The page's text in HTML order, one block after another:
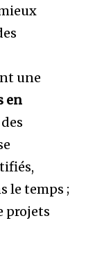
une
en
le temps ;
projets